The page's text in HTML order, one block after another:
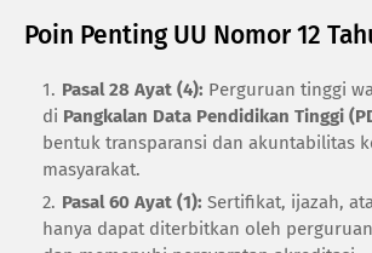
Poin Penting UU Nomor 12
Pasal 28 Ayat (4): Perguruan tinggi
di Pangkalan Data Pendidikan Tinggi
bentuk transparansi dan akuntabilitas
masyarakat.
Pasal 60 Ayat (1): Sertifikat, ijazah,
hanya dapat diterbitkan oleh